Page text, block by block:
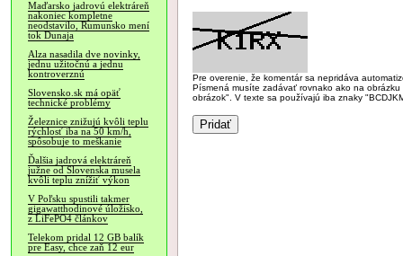
Maďarsko jadrovú elektráreň
nakoniec kompletne
neodstavilo, Rumunsko mení
tok Dunaja
Alza nasadila dve novinky,
jednu užitočnú a jednu
kontroverznú
Slovensko.sk má opäť
technické problémy
Železnice znižujú kvôli teplu
rýchlosť iba na 50 km/h,
spôsobuje to meškanie
Ďalšia jadrová elektráreň
južne od Slovenska musela
kvôli teplu znížiť výkon
V Poľsku spustili takmer
gigawatthodinové úložisko,
z LiFePO4 článkov
Telekom pridal 12 GB balík
pre Easy, chce zaň 12 eur
Pre overenie, že komentár sa nepridáva
Písmená musíte zadávať rovnako ako na
obrázok". V texte sa používajú iba znaky